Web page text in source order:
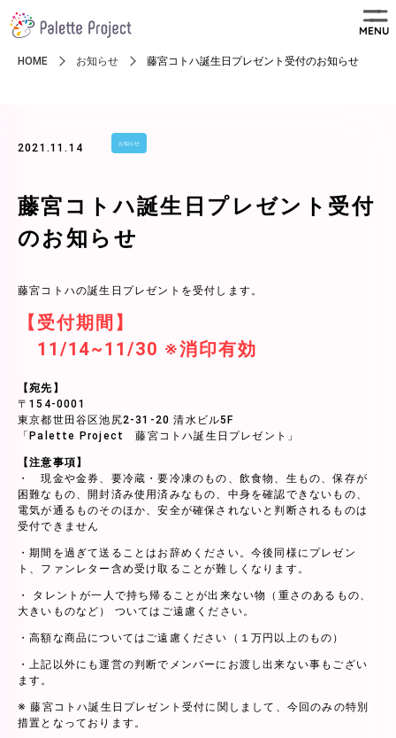
MENU
HOME お知らせ 藤宮コトハ誕生日プレゼント受付のお知らせ
2021.11.14 お知らせ
藤宮コトハ誕生日プレゼント受付
のお知らせ
藤宮コトハの誕生日プレゼントを受付します。
【受付期間】
11/14~11/30 ※消印有効
【宛先】
〒154-0001
東京都世田谷区池尻2-31-20 清水ビル5F
「Palette Project 藤宮コトハ誕生日プレゼント」
【注意事項】
・ 現金や金券、要冷蔵・要冷凍のもの、飲食物、生もの、保存が
困難なもの、開封済み使用済みなもの、中身を確認できないもの、
電気が通るものそのほか、安全が確保されないと判断されるものは
受付できません
・期間を過ぎて送ることはお辞めください。今後同様にプレゼン
ト、ファンレター含め受け取ることが難しくなります。
・ タレントが一人で持ち帰ることが出来ない物（重さのあるもの、
大きいものなど） ついてはご遠慮ください。
・高額な商品についてはご遠慮ください（１万円以上のもの）
・上記以外にも運営の判断でメンバーにお渡し出来ない事もござい
ます。
※ 藤宮コトハ誕生日プレゼント受付に関しまして、今回のみの特別
措置となっております。